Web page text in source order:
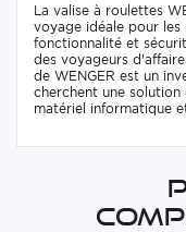
La valise à roulettes
voyage idéale pour les
fonctionnalité et
des voyageurs
de WENGER est un
cherchent une
matériel informatique